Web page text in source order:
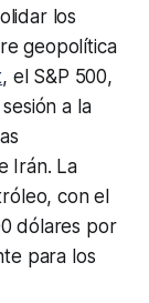
los
geopolítica
, el S&P 500,
a la
Irán. La
con el
dólares por
para los